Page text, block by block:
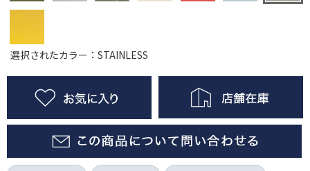
選択されたカラー：STAINLESS